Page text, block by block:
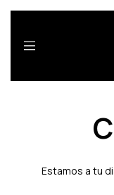
Estamos a tu